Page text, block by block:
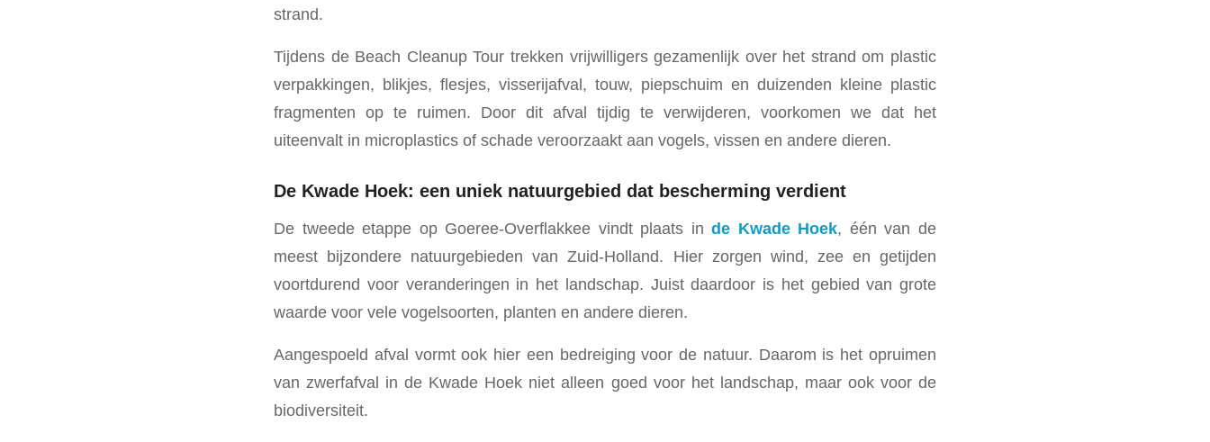
strand.
Tijdens de Beach Cleanup Tour trekken vrijwilligers gezamenlijk over het strand om plastic
verpakkingen, blikjes, flesjes, visserijafval, touw, piepschuim en duizenden kleine plastic
fragmenten op te ruimen. Door dit afval tijdig te verwijderen, voorkomen we dat het
uiteenvalt in microplastics of schade veroorzaakt aan vogels, vissen en andere dieren.
De Kwade Hoek: een uniek natuurgebied dat bescherming verdient
De tweede etappe op Goeree-Overflakkee vindt plaats inde Kwade Hoek, één van de
meest bijzondere natuurgebieden van Zuid-Holland. Hier zorgen wind, zee en getijden
voortdurend voor veranderingen in het landschap. Juist daardoor is het gebied van grote
waarde voor vele vogelsoorten, planten en andere dieren.
Aangespoeld afval vormt ook hier een bedreiging voor de natuur. Daarom is het opruimen
van zwerfafval in de Kwade Hoek niet alleen goed voor het landschap, maar ook voor de
biodiversiteit.